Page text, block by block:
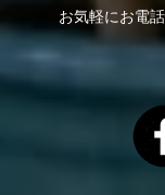
お気軽にお電